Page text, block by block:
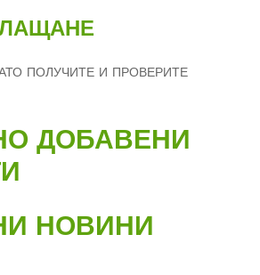
ПОЛУЧИТЕ И ПРОВЕРИТЕ
ДОБАВЕНИ
НОВИНИ